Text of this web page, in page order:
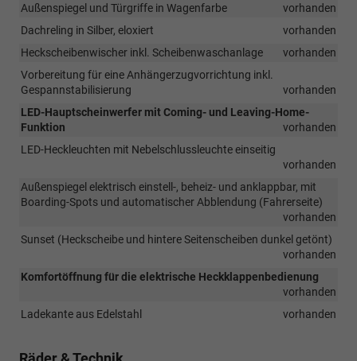
Außenspiegel und Türgriffe in Wagenfarbe
vorhanden
Dachreling in Silber, eloxiert
vorhanden
Heckscheibenwischer inkl. Scheibenwaschanlage
vorhanden
Vorbereitung für eine Anhängerzugvorrichtung inkl.
Gespannstabilisierung
vorhanden
LED-Hauptscheinwerfer mit Coming- und Leaving-Home-
Funktion
vorhanden
LED-Heckleuchten mit Nebelschlussleuchte einseitig
vorhanden
Außenspiegel elektrisch einstell-, beheiz- und anklappbar, mit
Boarding-Spots und automatischer Abblendung (Fahrerseite)
vorhanden
Sunset (Heckscheibe und hintere Seitenscheiben dunkel getönt)
vorhanden
Komfortöffnung für die elektrische Heckklappenbedienung
vorhanden
Ladekante aus Edelstahl
vorhanden